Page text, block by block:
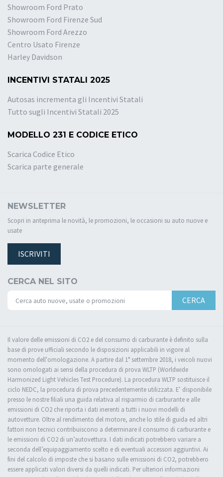
Showroom Ford Prato
Showroom Ford Firenze Sud
Showroom Ford Arezzo
Centro Usato Firenze
Harley Davidson
INCENTIVI STATALI 2025
Autosas incrementa gli Incentivi Statali
Tutto sugli Incentivi Statali 2025
MODELLO 231 E CODICE ETICO
Scarica Codice Etico
Scarica parte generale
NEWSLETTER
Scopri in anteprima le novità, le promozioni, le occasioni su auto nuove e
usate
ISCRIVITI
CERCA NEL SITO
CERCA
Il valore delle emissioni di CO2 e del consumo di carburante è definito sulla
base di prove ufficiali secondo le disposizioni applicabili in vigore al
momento dell'omologazione. A partire dal 1° settembre 2018, i veicoli nuovi
sono omologati ai sensi della procedura di prova WLTP (Worldwide
Harmonized Light Vehicles Test Procedure). La procedura WLTP sostituisce il
ciclo NEDC, la procedura di prova precedentemente utilizzata. E’ disponibile
presso le nostre filiali una guida relativa al risparmio di carburante e alle
emissioni di CO2 che riporta i dati inerenti a tutti i nuovi modelli di
autovetture. Oltre al rendimento del motore, anche lo stile di guida ed altri
fattori non tecnici contribuiscono a determinare il consumo di carburante e
le emissioni di CO2 di un’autovettura. I dati indicati potrebbero variare a
seconda dell’equipaggiamento scelto e di eventuali accessori aggiuntivi. Ai
fini del calcolo di imposte che si basano sulle emissioni di CO2, potrebbero
essere applicati valori diversi da quelli indicati. Per ulteriori informazioni